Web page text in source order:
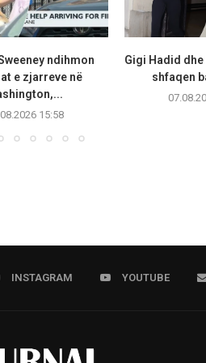
ndihmon
e zjarreve në
15:58
Gigi Hadid
shfaqen
INSTAGRAM YOUTUBE